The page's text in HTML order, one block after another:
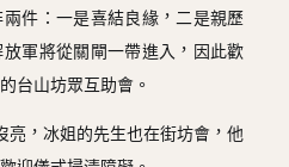
件：一是喜結良緣，二是親歷
軍將從關閘一帶進入，因此歡
台山坊眾互助會。
亮，冰姐的先生也在街坊會，他